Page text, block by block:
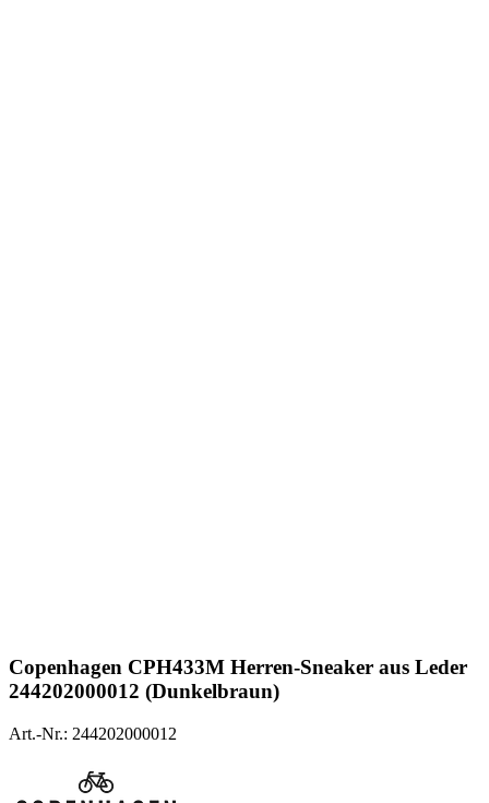
Copenhagen CPH433M Herren-Sneaker aus Leder
244202000012 (Dunkelbraun)
Art.-Nr.: 244202000012